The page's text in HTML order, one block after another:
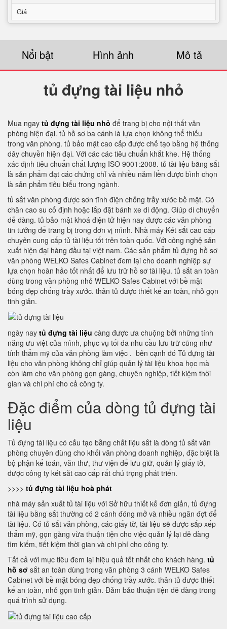
Giá
Nổi bật Hình ảnh Mô tả
tủ đựng tài liệu nhỏ
Mua ngay tủ đựng tài liệu nhỏ để trang bị cho nội thất văn
phòng hiện đại. tủ hồ sơ ba cánh là lựa chọn không thể thiếu
trong văn phòng. tủ bảo mật cao cấp được chế tạo bằng hệ thống
dây chuyền hiện đại. Với các các tiêu chuẩn khắt khe. Hệ thống
xác định tiêu chuẩn chất lượng ISO 9001:2008. tủ tài liệu bằng sắt
là sản phẩm đạt các chứng chỉ và nhiều năm liền được bình chọn
là sản phẩm tiêu biểu trong ngành.
tủ sắt văn phòng được sơn tĩnh điện chống trầy xước bề mặt. Có
chân cao su cố định hoặc lắp đặt bánh xe di động. Giúp di chuyển
dễ dàng. tủ bảo mật khoá điện tử hiện nay được các văn phòng
tin tưởng để trang bị trong đơn vị mình. Nhà máy Két sắt cao cấp
chuyên cung cấp tủ tài liệu tốt trên toàn quốc. Với công nghệ sản
xuất hiện đại hàng đầu tại việt nam. Các sản phẩm tủ đựng hồ sơ
văn phòng WELKO Safes Cabinet đem lại cho doanh nghiệp sự
lựa chọn hoàn hảo tốt nhất để lưu trữ hồ sơ tài liệu. tủ sắt an toàn
dùng trong văn phòng nhỏ WELKO Safes Cabinet với bề mặt
bóng đẹp chống trầy xước. thân tủ được thiết kế an toàn, nhỏ gọn
tinh giản.
ngày nay tủ đựng tài liệu càng được ưa chuộng bởi những tính
năng ưu việt của mình, phục vụ tối đa nhu cầu lưu trữ cũng như
tính thẩm mỹ của văn phòng làm việc . bên cạnh đó Tủ đựng tài
liệu cho văn phòng không chỉ giúp quản lý tài liệu khoa học mà
còn làm cho văn phòng gọn gàng, chuyên nghiệp, tiết kiệm thời
gian và chi phí cho cả công ty.
Đặc điểm của dòng tủ đựng tài
liệu
Tủ đựng tài liệu có cấu tạo bằng chất liệu sắt là dòng tủ sắt văn
phòng chuyên dùng cho khối văn phòng doanh nghiệp, đặc biệt là
bộ phận kế toán, văn thư, thư viện để lưu giữ, quản lý giấy tờ,
được công ty két săt cao cấp rất chú trọng phát triển.
>>>> tủ đựng tài liệu hoà phát
nhà máy sản xuất tủ tài liệu với Sở hữu thiết kế đơn giản, tủ đựng
tài liệu bằng sắt thường có 2 cánh đóng mở và nhiều ngăn đợt để
tài liệu. Có tủ sắt văn phòng, các giấy tờ, tài liệu sẽ được sắp xếp
thẩm mỹ, gọn gàng vừa thuận tiện cho việc quản lý lại dễ dàng
tìm kiếm, tiết kiệm thời gian và chi phí cho công ty.
Tất cả với mục tiêu đem lại hiệu quả tốt nhất cho khách hàng. tủ
hồ sơ sắt an toàn dùng trong văn phòng 3 cánh WELKO Safes
Cabinet với bề mặt bóng đẹp chống trầy xước. thân tủ được thiết
kế an toàn, nhỏ gọn tinh giản. Đảm bảo thuận tiện dễ dàng trong
quá trình sử dụng.